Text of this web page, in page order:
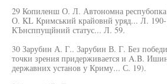
29 Копиленш О. Л. Автономна
О. KL Кримський крайовнй уряд... Л.
КЪнсппущйний статус... Л. 59.
30 Зарубин А. Г.. Зарубин В. Г. Без
точки зрения придерживается и A.B.
державних установ у Криму... С. 19).